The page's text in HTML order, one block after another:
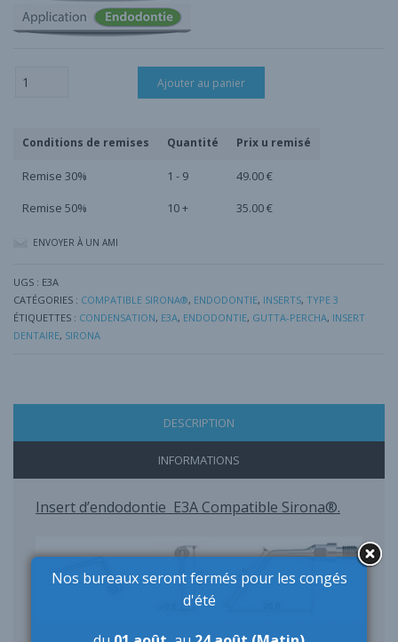
de
Ajouter au panier
Conditions de remises Quantité Prix u remisé
Remise 30% 1 - 9 49.00€
Remise 50%
10 + 35.00€
ENVOYER À UN AMI
UGS : E3A
CATÉGORIES : COMPATIBLE SIRONA®, ENDODONTIE, INSERTS, TYPE 3
ÉTIQUETTES : CONDENSATION, E3A, ENDODONTIE, GUTTA-PERCHA, INSERT
DENTAIRE, SIRONA
DESCRIPTION
INFORMATIONS
Insert d’endodontie E3A Compatible Sirona®.
Nos bureaux seront fermés pour les congés
d'été